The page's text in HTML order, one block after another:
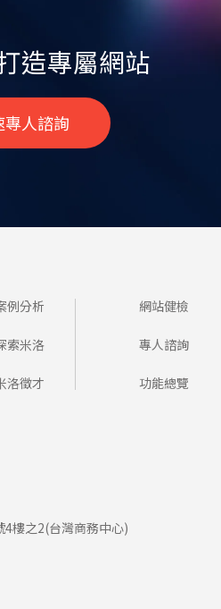
造專屬網站
專人諮詢
例分析 網站健檢
索米洛 專人諮詢
洛徵才 功能總覽
4樓之2(台灣商務中心)